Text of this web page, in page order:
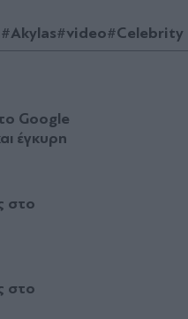
#Akylas#video#Celebrity
Google
έγκυρη
στο
στο